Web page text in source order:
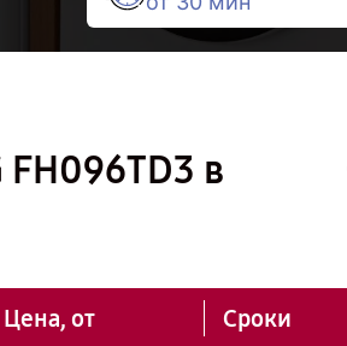
в
Цена, от Сроки